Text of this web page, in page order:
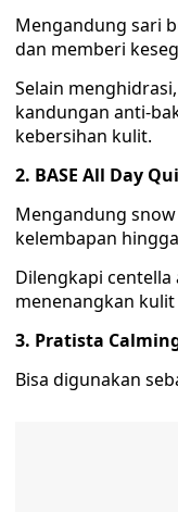
Mengandung sari
dan memberi
Selain
kandungan anti-
kebersihan kulit.
2. BASE All Day
Mengandung
kelembapan
Dilengkapi
menenangkan
3. Pratista
Bisa digunakan